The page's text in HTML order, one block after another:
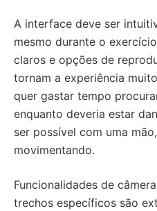
A interface deve ser
mesmo durante o
claros e opções de
tornam a experiência
quer gastar tempo
enquanto deveria estar
ser possível com uma
movimentando.
Funcionalidades de
trechos específicos são